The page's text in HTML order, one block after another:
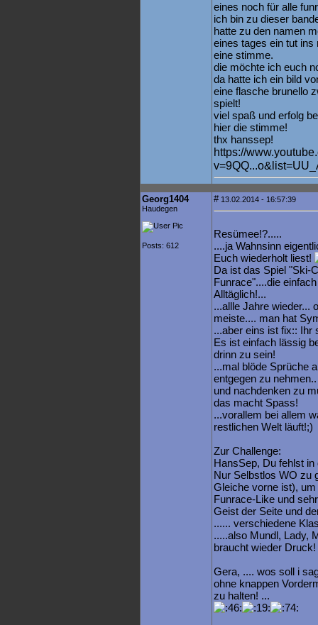
eines noch für alle
ich bin zu dieser
hatte zu den namen
eines tages ein tut ins
eine stimme.
die möchte ich euch
da hatte ich ein bild
eine flasche brunello
spielt!
viel spaß und erfolg
hier die stimme!
thx hanssep!
https://
Georg1404
Haudegen
Posts: 612
#13.02.2014 - 16:57:39
Resümee!?.....
....ja Wahnsinn
Euch wiederholt liest!
Da ist das Spiel "Ski-
Funrace"....die
Alltäglich!...
...allle Jahre wieder...
meiste.... man hat
...aber eins ist fix:: Ihr
Es ist einfach lässig
drinn zu sein!
...mal blöde Sprüche
entgegen zu nehmen..
und nachdenken zu
das macht Spass!
...vorallem bei allem
restlichen Welt läuft!;)
Zur Challenge:
HansSep, Du fehlst in
Nur Selbstlos WO zu
Gleiche vorne ist),
Funrace-Like und
Geist der Seite und
...... verschiedene
.....also Mundl, Lady,
braucht wieder Druck!
Gera, .... wos soll i
ohne knappen
zu halten! ...